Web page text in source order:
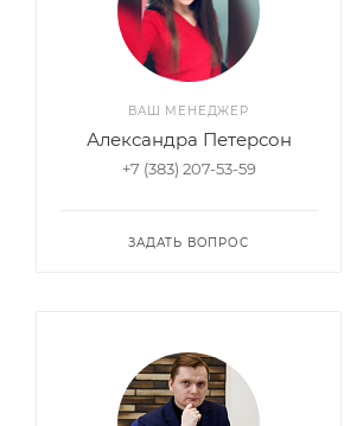
ВАШ МЕНЕДЖЕР
Александра Петерсон
+7 (383) 207-53-59
ЗАДАТЬ ВОПРОС